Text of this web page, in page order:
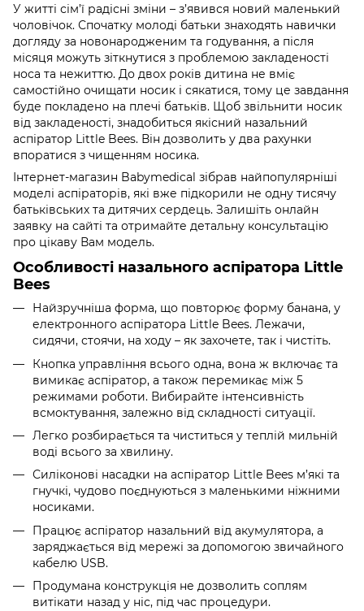
У житті сім’ї радісні зміни – з’явився новий маленький
чоловічок. Спочатку молоді батьки знаходять навички
догляду за новонародженим та годування, а після
місяця можуть зіткнутися з проблемою закладеності
носа та нежиттю. До двох років дитина не вміє
самостійно очищати носик і сякатися, тому це завдання
буде покладено на плечі батьків. Щоб звільнити носик
від закладеності, знадобиться якісний назальний
аспіратор Little Bees. Він дозволить у два рахунки
впоратися з чищенням носика.
Інтернет-магазин Babymedical зібрав найпопулярніші
моделі аспіраторів, які вже підкорили не одну тисячу
батьківських та дитячих сердець. Залишіть онлайн
заявку на сайті та отримайте детальну консультацію
про цікаву Вам модель.
Особливості назального аспіратора Little
Bees
Найзручніша форма, що повторює форму банана, у
електронного аспіратора Little Bees. Лежачи,
сидячи, стоячи, на ходу – як захочете, так і чистіть.
Кнопка управління всього одна, вона ж включає та
вимикає аспіратор, а також перемикає між 5
режимами роботи. Вибирайте інтенсивність
всмоктування, залежно від складності ситуації.
Легко розбирається та чиститься у теплій мильній
воді всього за хвилину.
Силіконові насадки на аспіратор Little Bees м’які та
гнучкі, чудово поєднуються з маленькими ніжними
носиками.
Працює аспіратор назальний від акумулятора, а
заряджається від мережі за допомогою звичайного
кабелю USB.
Продумана конструкція не дозволить соплям
витікати назад у ніс, під час процедури.